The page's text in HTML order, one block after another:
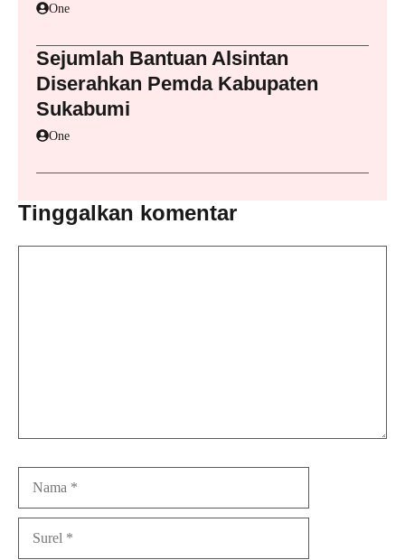
One
Sejumlah Bantuan Alsintan
Diserahkan Pemda Kabupaten
Sukabumi
One
Tinggalkan komentar